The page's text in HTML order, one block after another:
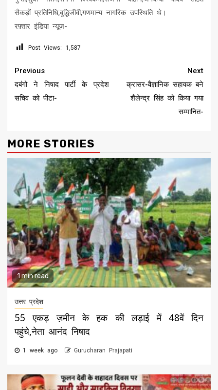
सैकड़ों प्रतिनिधि,बुद्धिजीवी,गणमान्य नागरिक उपस्थिति थे।
रफ़्तार इंडिया न्यूज-
Post Views: 1,587
Continue
Reading
Previous
दबंगो ने निषाद पार्टी के प्रदेश
सचिव को पीटा-
Next
क्रासर-वैज्ञानिक सहायक बने
शैलेन्द्र सिंह को किया गया
सम्मानित-
MORE STORIES
1 min read
उत्तर प्रदेश
55 एकड़ ज़मीन के हक की लड़ाई में 48वें दिन
पहुंचे,नेता आनंद निषाद
1 week ago Gurucharan Prajapati